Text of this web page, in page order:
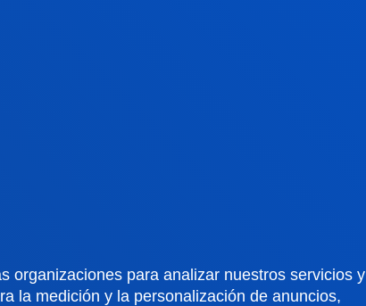
organizaciones para analizar nuestros servicios y
la medición y la personalización de anuncios,